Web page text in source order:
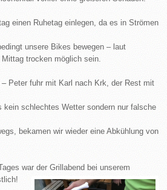
einen Ruhetag einlegen, da es in Strömen
unsere Bikes bewegen – laut
trocken möglich sein.
Peter fuhr mit Karl nach Krk, der Rest mit
kein schlechtes Wetter sondern nur falsche
bekamen wir wieder eine Abkühlung von
war der Grillabend bei unserem